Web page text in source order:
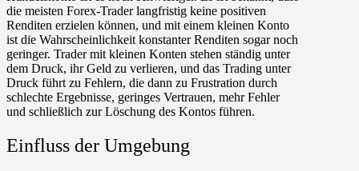
die meisten Forex-Trader langfristig keine positiven
Renditen erzielen können, und mit einem kleinen Konto
ist die Wahrscheinlichkeit konstanter Renditen sogar noch
geringer. Trader mit kleinen Konten stehen ständig unter
dem Druck, ihr Geld zu verlieren, und das Trading unter
Druck führt zu Fehlern, die dann zu Frustration durch
schlechte Ergebnisse, geringes Vertrauen, mehr Fehler
und schließlich zur Löschung des Kontos führen.
Einfluss der Umgebung